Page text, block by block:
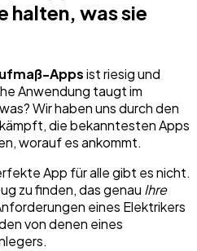
halten, was sie
Appsist riesig und
Anwendung taugt im
Wir haben uns durch den
die bekanntesten Apps
worauf es ankommt.
App für alle gibt es nicht.
zu finden, das genau Ihre
eines Elektrikers
von denen eines